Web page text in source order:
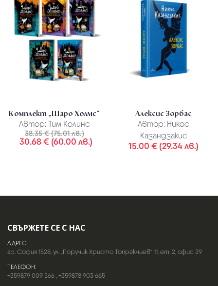
Комплект „Шаро Холмс“
Автор: Тим Колинс
38.35 € (75.01 лв.)
30.68 € (60.00 лв.)
Алексис Зорбас
Автор: Никос
Казандзакис
15.00 € (29.34 лв.)
СВЪРЖЕТЕ СЕ С НАС
АДРЕС:
гр. София 1528, ул. „Поручик Христо Топракчиев“ 11, ет. 2, офис 39
ТЕЛЕФОН:
+359879 009 566,+359878 903 665